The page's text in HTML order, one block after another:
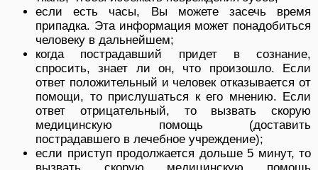
если есть часы, Вы можете засечь время
припадка. Эта информация может понадобиться
человеку в дальнейшем;
когда пострадавший придет в сознание,
спросить, знает ли он, что произошло. Если
ответ положительный и человек отказывается от
помощи, то прислушаться к его мнению. Если
ответ отрицательный, то вызвать скорую
медицинскую помощь (доставить
пострадавшего в лечебное учреждение);
если приступ продолжается дольше 5 минут, то